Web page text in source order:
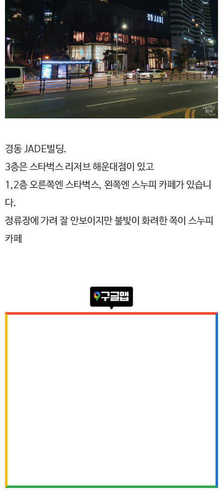
경동 JADE빌딩.
3층은 스타벅스 리저브 해운대점이 있고
1,2층 오른쪽엔 스타벅스, 왼쪽엔 스누피 카페가 있습니
다.
정류장에 가려 잘 안보이지만 불빛이 화려한 쪽이 스누피
카페